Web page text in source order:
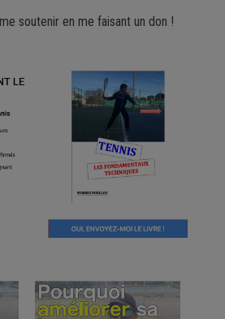
soutenir en me faisant un don !